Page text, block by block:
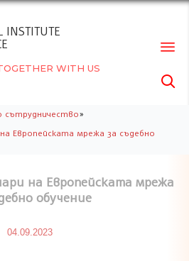
INSTITUTE
WITH US

сътрудничество»
Европейската мрежа за съдебно
на Европейската мрежа
обучение
04.09.2023